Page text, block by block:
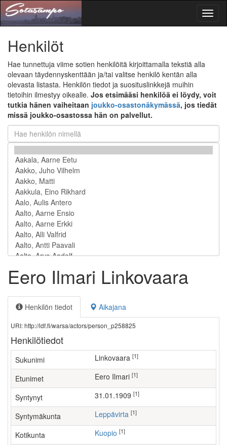
Henkilöt
Hae tunnettuja viime sotien henkilöitä kirjoittamalla tekstiä alla
olevaan täydennyskenttään ja/tai valitse henkilö kentän alla
olevasta listasta. Henkilön tiedot ja suosituslinkkejä muihin
tietoihin ilmestyy oikealle. Jos etsimääsi henkilöä ei löydy, voit
tutkia hänen vaiheitaan joukko-osastonäkymässä, jos tiedät
missä joukko-osastossa hän on palvellut.
Eero Ilmari Linkovaara
Henkilön tiedot Aikajana
URI: http://ldf.fi/warsa/actors/person_p258825
Henkilötiedot
Sukunimi Linkovaara [1]
Etunimet Eero Ilmari [1]
Syntynyt 31.01.1909 [1]
Syntymäkunta Leppävirta [1]
Kotikunta Kuopio [1]